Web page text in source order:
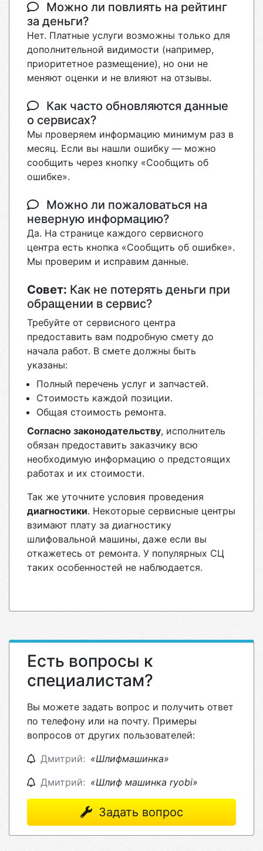
Можно ли повлиять на рейтинг
за деньги?
Нет. Платные услуги возможны только для
дополнительной видимости (например,
приоритетное размещение), но они не
меняют оценки и не влияют на отзывы.
Как часто обновляются данные
о сервисах?
Мы проверяем информацию минимум раз в
месяц. Если вы нашли ошибку — можно
сообщить через кнопку «Сообщить об
ошибке».
Можно ли пожаловаться на
неверную информацию?
Да. На странице каждого сервисного
центра есть кнопка «Сообщить об ошибке».
Мы проверим и исправим данные.
Совет: Как не потерять деньги при
обращении в сервис?
Требуйте от сервисного центра
предоставить вам подробную смету до
начала работ. В смете должны быть
указаны:
Полный перечень услуг и запчастей.
Стоимость каждой позиции.
Общая стоимость ремонта.
Согласно законодательству, исполнитель
обязан предоставить заказчику всю
необходимую информацию о предстоящих
работах и их стоимости.
Так же уточните условия проведения
диагностики. Некоторые сервисные центры
взимают плату за диагностику
шлифовальной машины, даже если вы
откажетесь от ремонта. У популярных СЦ
таких особенностей не наблюдается.
Есть вопросы к
специалистам?
Вы можете задать вопрос и получить ответ
по телефону или на почту. Примеры
вопросов от других пользователей:
Дмитрий: «Шлифмашинка»
Дмитрий: «Шлиф машинка ryobi»
Задать вопрос